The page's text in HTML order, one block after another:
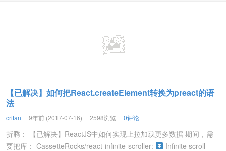
【已解决】如何把React.createElement转换为preact的语
法
crifan 9年前 (2017-07-16) 2598浏览 0评论
折腾： 【已解决】ReactJS中如何实现上拉加载更多数据 期间，需
要把库： CassetteRocks/react-infinite-scroller:
Infinite scroll